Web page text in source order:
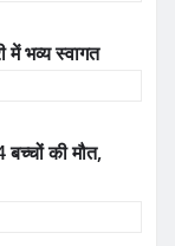
में भव्य स्वागत
की मौत,